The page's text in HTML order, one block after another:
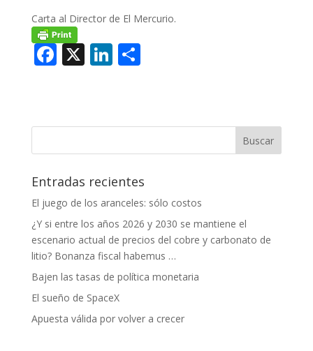
Carta al Director de El Mercurio.
F
b
k
X Li
e
C
p
r
Entradas recientes
El juego de los aranceles: sólo costos
¿Y si entre los años 2026 y 2030 se mantiene el
escenario actual de precios del cobre y carbonato de
litio? Bonanza fiscal habemus …
Bajen las tasas de política monetaria
El sueño de SpaceX
Apuesta válida por volver a crecer